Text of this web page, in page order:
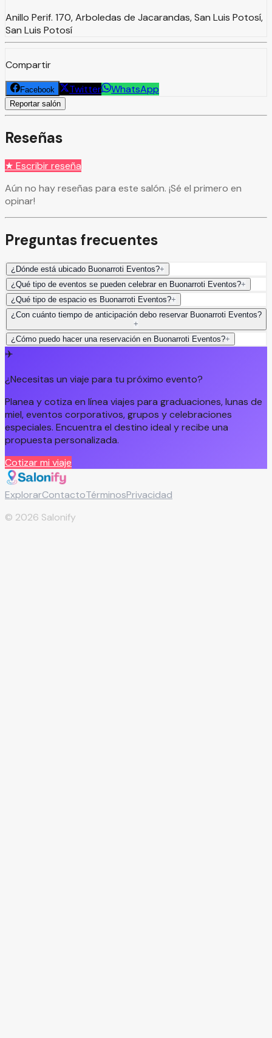
Anillo Perif. 170, Arboledas de Jacarandas, San Luis Potosí,
San Luis Potosí
Compartir
Facebook Twitter WhatsApp
Reportar salón
Reseñas
★ Escribir reseña
Aún no hay reseñas para este salón. ¡Sé el primero en
opinar!
Preguntas frecuentes
¿Dónde está ubicado Buonarroti Eventos?+
¿Qué tipo de eventos se pueden celebrar en Buonarroti Eventos?+
¿Qué tipo de espacio es Buonarroti Eventos?+
¿Con cuánto tiempo de anticipación debo reservar Buonarroti Eventos?
+
¿Cómo puedo hacer una reservación en Buonarroti Eventos?+
✈️
¿Necesitas un viaje para tu próximo evento?
Planea y cotiza en línea viajes para graduaciones, lunas de
miel, eventos corporativos, grupos y celebraciones
especiales. Encuentra el destino ideal y recibe una
propuesta personalizada.
Cotizar mi viaje
ExplorarContactoTérminosPrivacidad
© 2026 Salonify